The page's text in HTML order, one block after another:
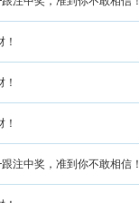
中奖，准到你不敢相信！